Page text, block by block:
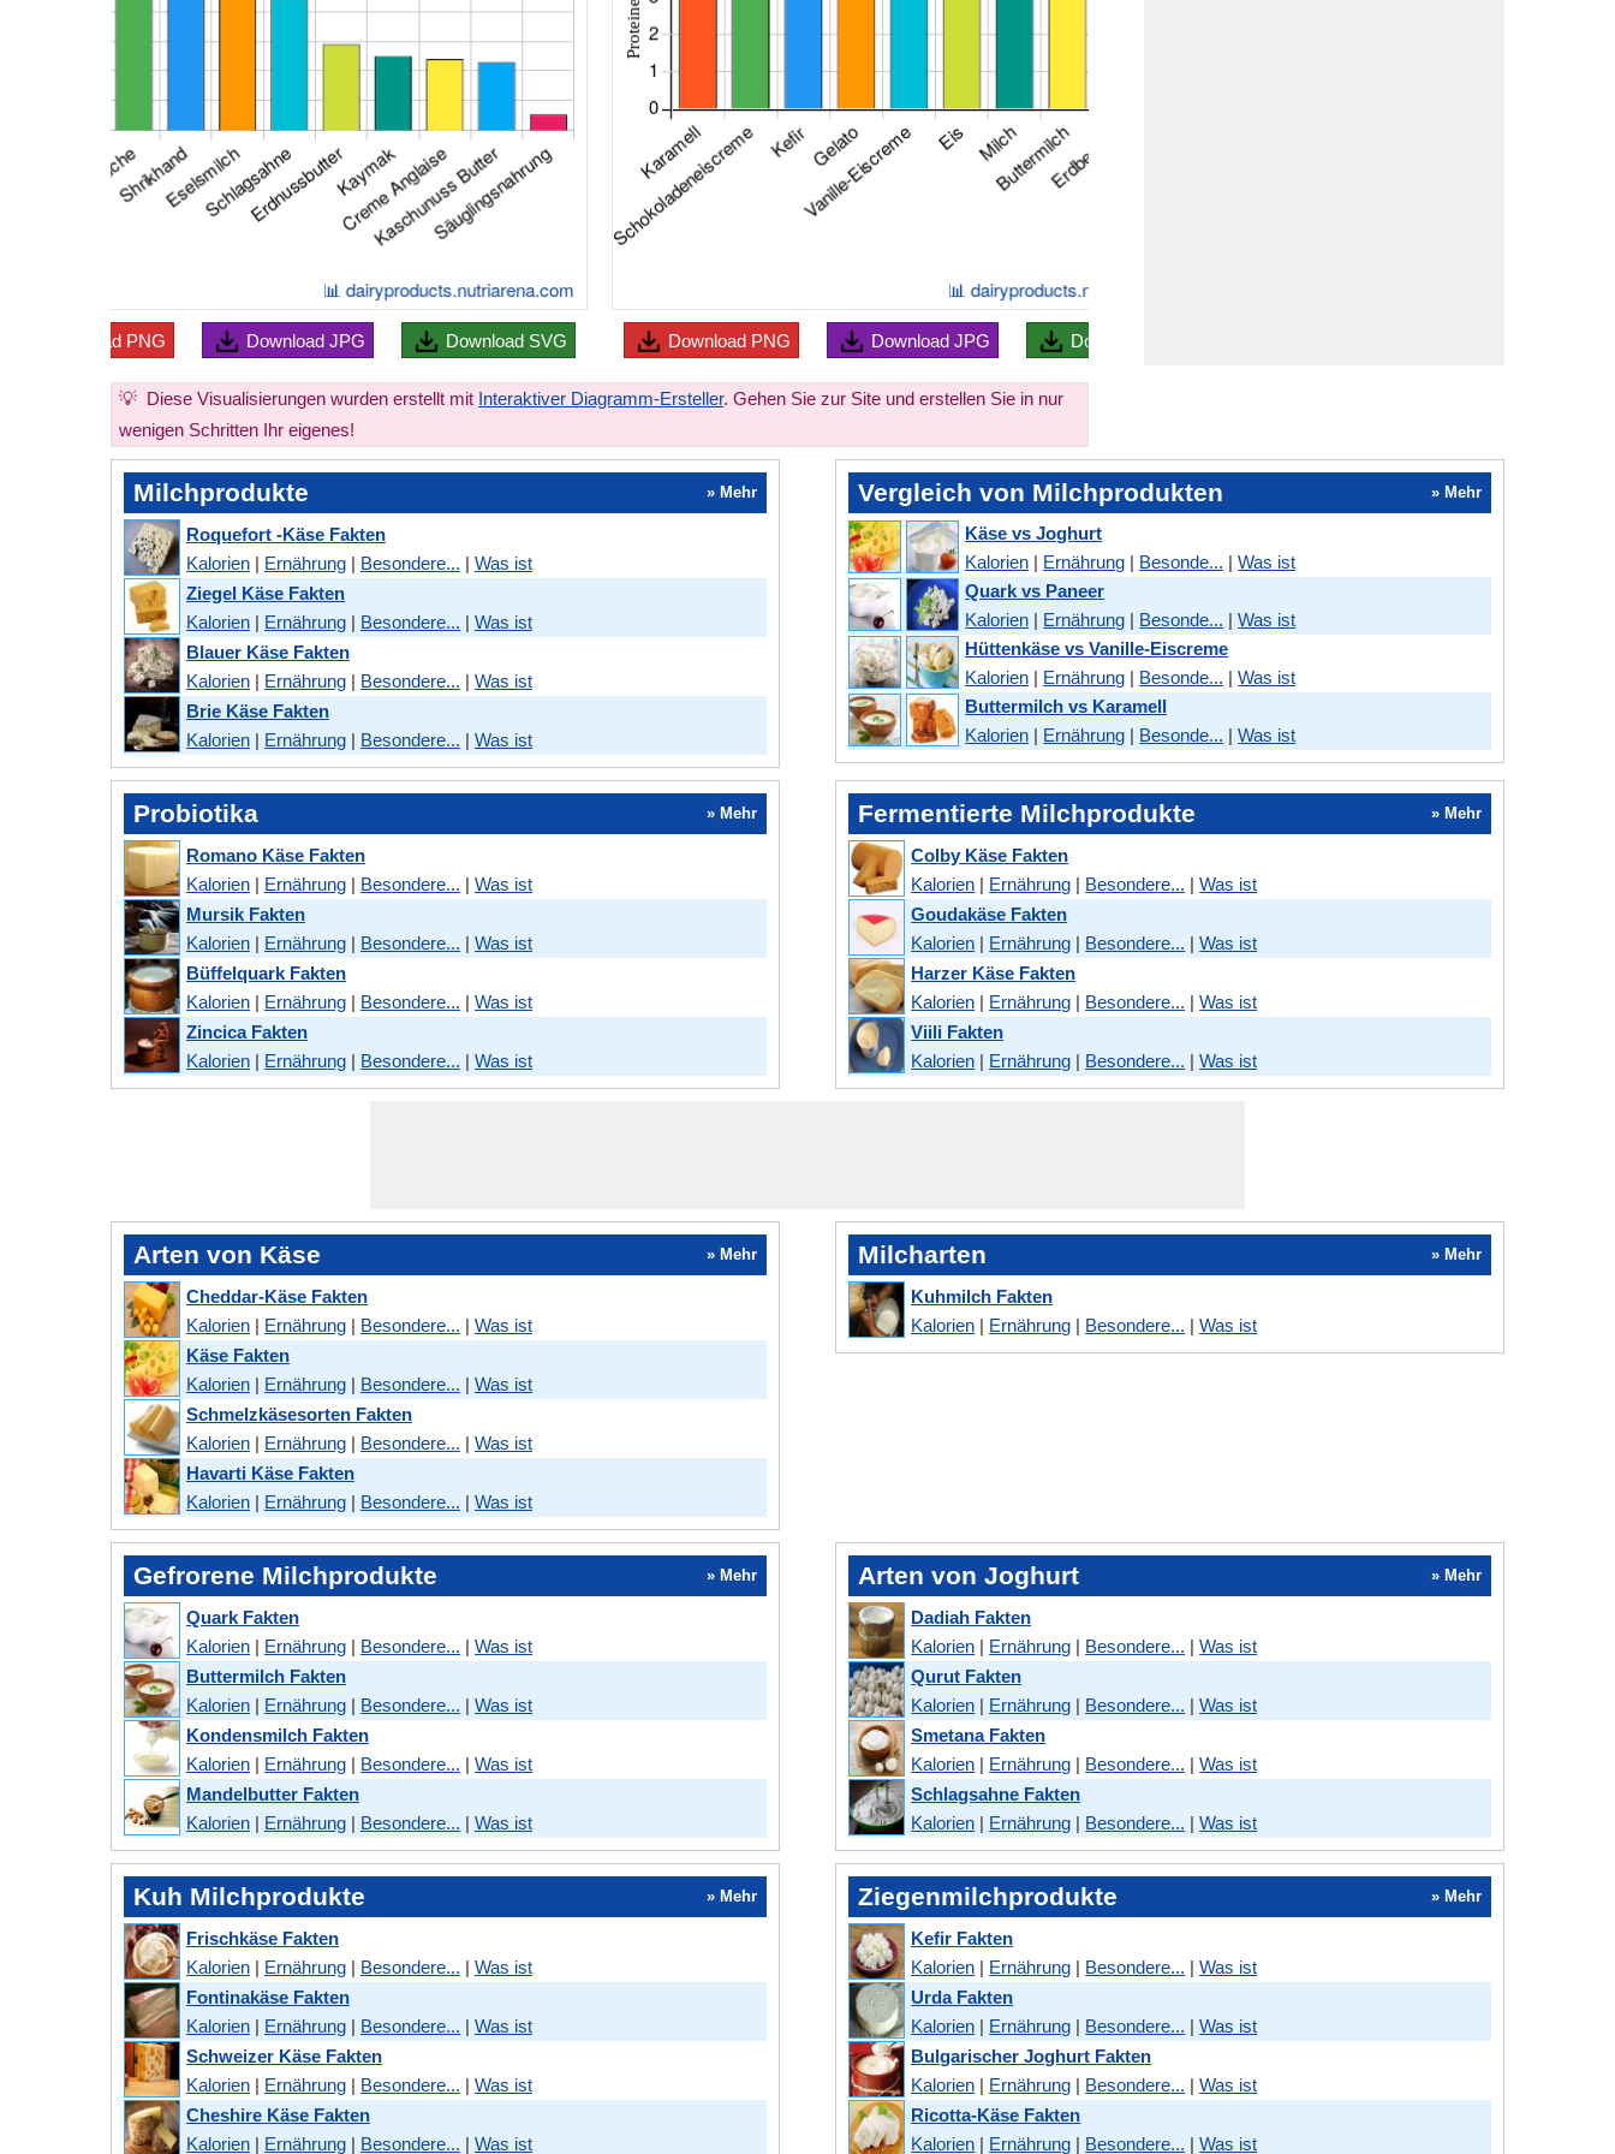
Download PNG Download JPG Download SVG Download PNG Download JPG Download
💡 Diese Visualisierungen wurden erstellt mit Interaktiver Diagramm-Ersteller. Gehen Sie zur Site und erstellen Sie in nur
wenigen Schritten Ihr eigenes!
Milchprodukte » Mehr
Roquefort -Käse Fakten
Kalorien | Ernährung | Besondere... | Was ist
Ziegel Käse Fakten
Kalorien | Ernährung | Besondere... | Was ist
Blauer Käse Fakten
Kalorien | Ernährung | Besondere... | Was ist
Brie Käse Fakten
Kalorien | Ernährung | Besondere... | Was ist
Vergleich von Milchprodukten » Mehr
Käse vs Joghurt
Kalorien | Ernährung | Besonde... |Was ist
Quark vs Paneer
Kalorien | Ernährung | Besonde... |Was ist
Hüttenkäse vs Vanille-Eiscreme
Kalorien | Ernährung | Besonde... |Was ist
Buttermilch vs Karamell
Kalorien | Ernährung | Besonde... |Was ist
Probiotika » Mehr
Romano Käse Fakten
Kalorien | Ernährung | Besondere... | Was ist
Mursik Fakten
Kalorien | Ernährung | Besondere... | Was ist
Büffelquark Fakten
Kalorien | Ernährung | Besondere... | Was ist
Zincica Fakten
Kalorien | Ernährung | Besondere... | Was ist
Fermentierte Milchprodukte » Mehr
Colby Käse Fakten
Kalorien | Ernährung | Besondere... |Was ist
Goudakäse Fakten
Kalorien | Ernährung | Besondere... |Was ist
Harzer Käse Fakten
Kalorien | Ernährung | Besondere... |Was ist
Viili Fakten
Kalorien | Ernährung | Besondere... |Was ist
Arten von Käse » Mehr
Cheddar-Käse Fakten
Kalorien | Ernährung | Besondere... | Was ist
Käse Fakten
Kalorien | Ernährung | Besondere... | Was ist
Schmelzkäsesorten Fakten
Kalorien | Ernährung | Besondere... | Was ist
Havarti Käse Fakten
Kalorien | Ernährung | Besondere... | Was ist
Milcharten » Mehr
Kuhmilch Fakten
Kalorien | Ernährung | Besondere... |Was ist
Gefrorene Milchprodukte » Mehr
Quark Fakten
Kalorien | Ernährung | Besondere... | Was ist
Buttermilch Fakten
Kalorien | Ernährung | Besondere... | Was ist
Kondensmilch Fakten
Kalorien | Ernährung | Besondere... | Was ist
Mandelbutter Fakten
Kalorien | Ernährung | Besondere... | Was ist
Arten von Joghurt » Mehr
Dadiah Fakten
Kalorien | Ernährung | Besondere... |Was ist
Qurut Fakten
Kalorien | Ernährung | Besondere... |Was ist
Smetana Fakten
Kalorien | Ernährung | Besondere... |Was ist
Schlagsahne Fakten
Kalorien | Ernährung | Besondere... |Was ist
Kuh Milchprodukte » Mehr
Frischkäse Fakten
Kalorien | Ernährung | Besondere... | Was ist
Fontinakäse Fakten
Kalorien | Ernährung | Besondere... | Was ist
Schweizer Käse Fakten
Kalorien | Ernährung | Besondere... | Was ist
Cheshire Käse Fakten
Kalorien | Ernährung | Besondere... | Was ist
Ziegenmilchprodukte » Mehr
Kefir Fakten
Kalorien | Ernährung | Besondere... |Was ist
Urda Fakten
Kalorien | Ernährung | Besondere... |Was ist
Bulgarischer Joghurt Fakten
Kalorien | Ernährung | Besondere... |Was ist
Ricotta-Käse Fakten
Kalorien | Ernährung | Besondere... |Was ist